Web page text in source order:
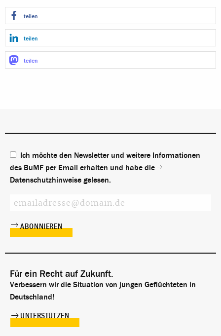
teilen
teilen
teilen
Ich möchte den Newsletter und weitere Informationen
des BuMF per Email erhalten und habe die
Datenschutzhinweise gelesen.
Für ein Recht auf Zukunft.
Verbessern wir die Situation von jungen Geflüchteten in
Deutschland!
UNTERSTÜTZEN